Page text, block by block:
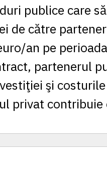
publice care
de către
an pe
partenerul
şi
privat